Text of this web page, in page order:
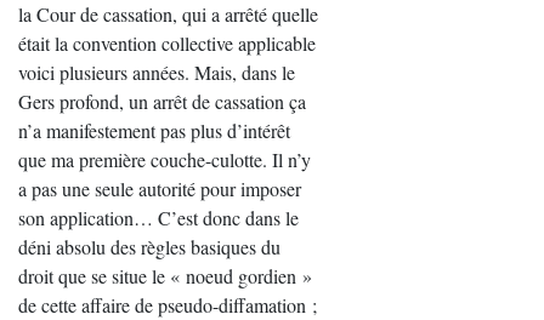
la Cour de cassation, qui a arrêté quelle
était la convention collective applicable
voici plusieurs années. Mais, dans le
Gers profond, un arrêt de cassation ça
n’a manifestement pas plus d’intérêt
que ma première couche-culotte. Il n’y
a pas une seule autorité pour imposer
son application… C’est donc dans le
déni absolu des règles basiques du
droit que se situe le « noeud gordien »
de cette affaire de pseudo-diffamation ;